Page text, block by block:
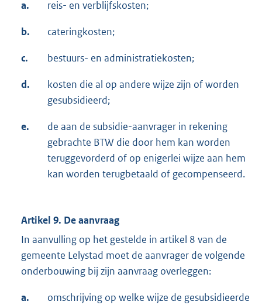
a. reis- en verblijfskosten;
b. cateringkosten;
c. bestuurs- en administratiekosten;
d.
kosten die al op andere wijze zijn of worden
gesubsidieerd;
e.
de aan de subsidie-aanvrager in rekening
gebrachte BTW die door hem kan worden
teruggevorderd of op enigerlei wijze aan hem
kan worden terugbetaald of gecompenseerd.
Artikel 9. De aanvraag
In aanvulling op het gestelde in artikel 8 van de
gemeente Lelystad moet de aanvrager de volgende
onderbouwing bij zijn aanvraag overleggen:
a.
omschrijving op welke wijze de gesubsidieerde